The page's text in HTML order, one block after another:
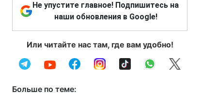
Не упустите главное! Подпишитесь на
наши обновления в Google!
Или читайте нас там, где вам удобно!
Больше по теме: